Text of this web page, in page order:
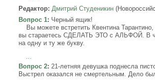
Редактор: Дмитрий Студеникин
Вопрос 1: Черный ящик!
Вы можете встретить Квентина
вы стараетесь СДЕЛАТЬ ЭТО с АЛЬФОЙ. В
на одну и ту же букву.
Вопрос 2: 21-летняя девушка поднесла
Выстрел оказался не смертельным. Дело